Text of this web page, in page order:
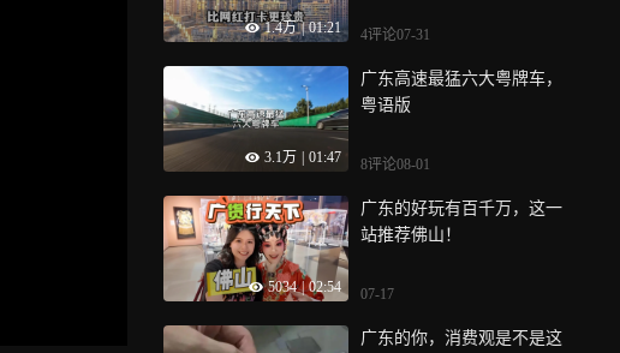
式，但面对更年期失眠、心
能解决问题吗？本期视频，
何主任讲解更年期不止调
康管理
1.4万 | 01:21 4评论07-31
3.1万 01:47
广东高速最猛六大粤牌车，
粤语版
8评论08-01
5034 | 02:54
广东的好玩有百千万，这一
站推荐佛山！
07-17
广东的你，消费观是不是这